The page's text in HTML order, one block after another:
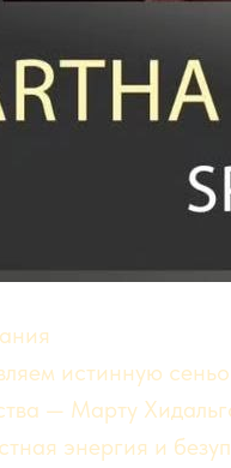
истинную
— Марту
энергия и